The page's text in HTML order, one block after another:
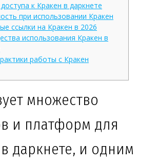
к Кракен в даркнете
при использовании Кракен
ссылки на Кракен в 2026
использования Кракен в
работы с Кракен
множество
и платформ для
даркнете, и одним